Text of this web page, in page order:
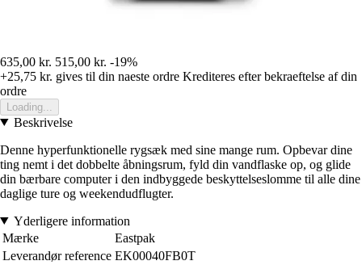
635,00 kr. 515,00 kr. -19%
+25,75 kr. gives til din naeste ordre Krediteres efter bekraeftelse af din
ordre
Loading...
Beskrivelse
Denne hyperfunktionelle rygsæk med sine mange rum. Opbevar dine
ting nemt i det dobbelte åbningsrum, fyld din vandflaske op, og glide
din bærbare computer i den indbyggede beskyttelseslomme til alle dine
daglige ture og weekendudflugter.
Yderligere information
Mærke
Eastpak
Leverandør reference EK00040FB0T